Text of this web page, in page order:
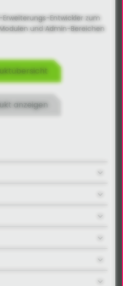
Erweiterungs-Entwickler zum
und Admin-Bereichen
anzeigen